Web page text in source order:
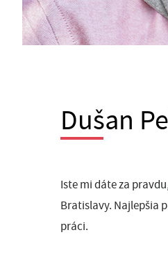
Dušan
Iste mi dáte za
Bratislavy. Najlepšia
práci.